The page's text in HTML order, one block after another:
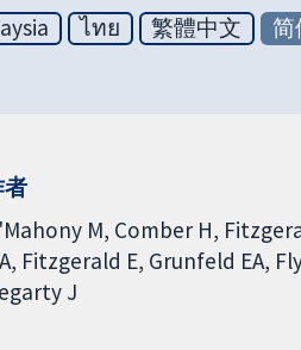
ไทย 繁體中文
简
M Comber H
Fitzgerald E Grunfeld EA
J